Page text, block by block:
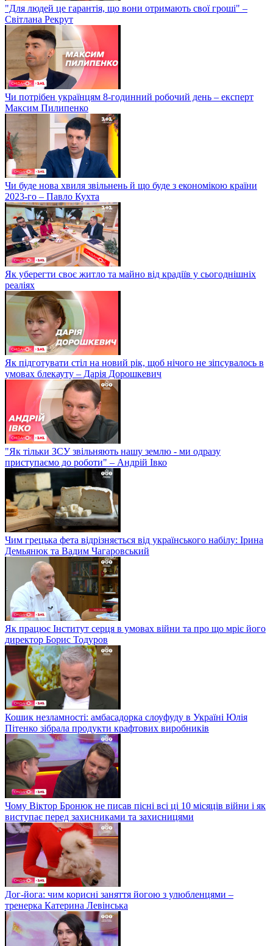
"Для людей це гарантія, що вони отримають свої гроші" –
Світлана Рекрут
Чи потрібен українцям 8-годинний робочий день – експерт
Максим Пилипенко
Чи буде нова хвиля звільнень й що буде з економікою країни
2023-го – Павло Кухта
Як уберегти своє житло та майно від крадіїв у сьогоднішніх
реаліях
Як підготувати стіл на новий рік, щоб нічого не зіпсувалось в
умовах блекауту – Дарія Дорошкевич
"Як тільки ЗСУ звільняють нашу землю - ми одразу
приступаємо до роботи" – Андрій Івко
Чим грецька фета відрізняється від українського набілу: Ірина
Демьянюк та Вадим Чагаровський
Як працює Інститут серця в умовах війни та про що мріє його
директор Борис Тодуров
Кошик незламності: амбасадорка слоуфуду в Україні Юлія
Пітенко зібрала продукти крафтових виробників
Чому Віктор Бронюк не писав пісні всі ці 10 місяців війни і як
виступає перед захисниками та захисницями
Дог-йога: чим корисні заняття йогою з улюбленцями –
тренерка Катерина Левінська